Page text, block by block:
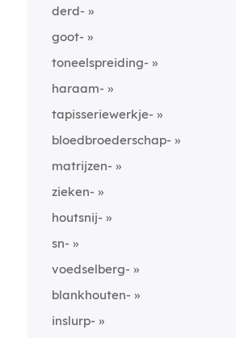
derd-
goot-
toneelspreiding-
haraam-
tapisseriewerkje-
bloedbroederschap-
matrijzen-
zieken-
houtsnij-
sn-
voedselberg-
blankhouten-
inslurp-